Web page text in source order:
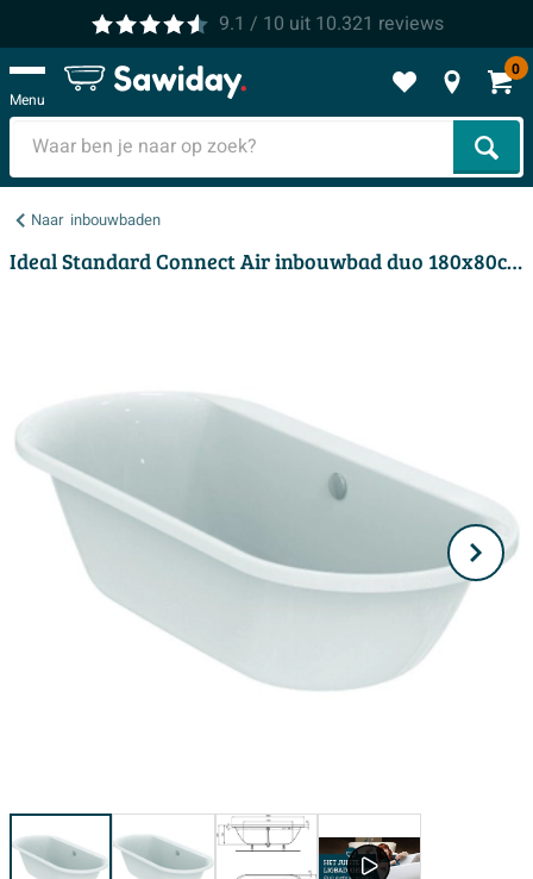
9.1 / 10 uit 10.321 reviews
Menu
0
Naar inbouwbaden
Ideal Standard Connect Air inbouwbad duo 180x80cm acryl ovaal wit zonder potenset